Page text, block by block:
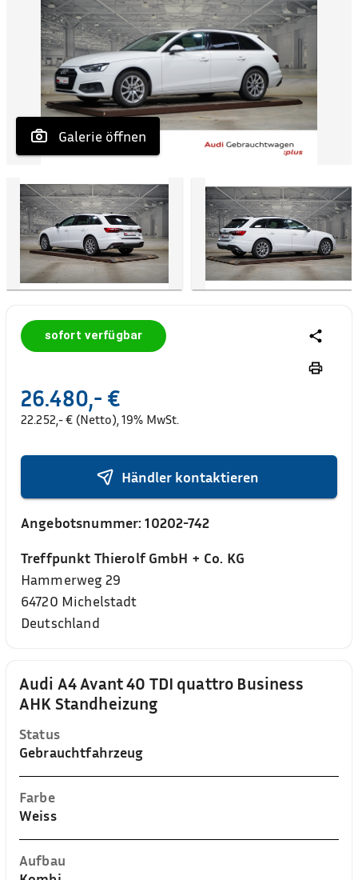
Galerie öffnen
Audi A4 Avant 40 TDI quattro Business
AHK Standheizung
Status
Gebrauchtfahrzeug
Farbe
Weiss
Aufbau
sofort verfügbar
26.480,- €
22.252,- € (Netto), 19% MwSt.
Händler kontaktieren
Angebotsnummer:10202-742
Treffpunkt Thierolf GmbH + Co. KG
Hammerweg 29
64720 Michelstadt
Deutschland